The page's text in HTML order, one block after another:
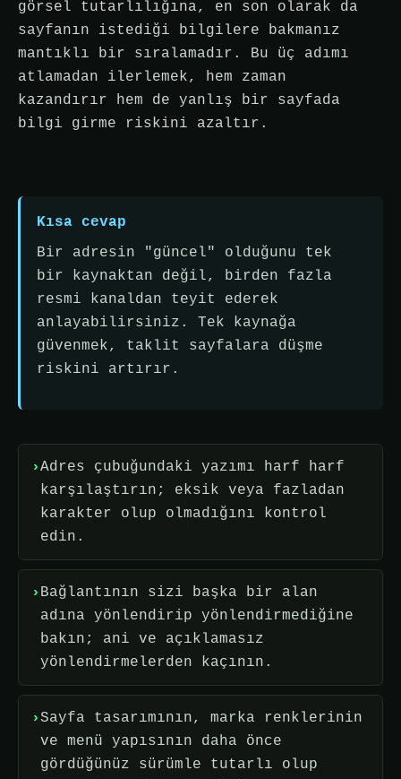
görsel tutarlılığına, en son olarak da
sayfanın istediği bilgilere bakmanız
mantıklı bir sıralamadır. Bu üç adımı
atlamadan ilerlemek, hem zaman
kazandırır hem de yanlış bir sayfada
bilgi girme riskini azaltır.
Kısa cevap
Bir adresin "güncel" olduğunu tek
bir kaynaktan değil, birden fazla
resmi kanaldan teyit ederek
anlayabilirsiniz. Tek kaynağa
güvenmek, taklit sayfalara düşme
riskini artırır.
Adres çubuğundaki yazımı harf harf
karşılaştırın; eksik veya fazladan
karakter olup olmadığını kontrol
edin.
Bağlantının sizi başka bir alan
adına yönlendirip yönlendirmediğine
bakın; ani ve açıklamasız
yönlendirmelerden kaçının.
Sayfa tasarımının, marka renklerinin
ve menü yapısının daha önce
gördüğünüz sürümle tutarlı olup